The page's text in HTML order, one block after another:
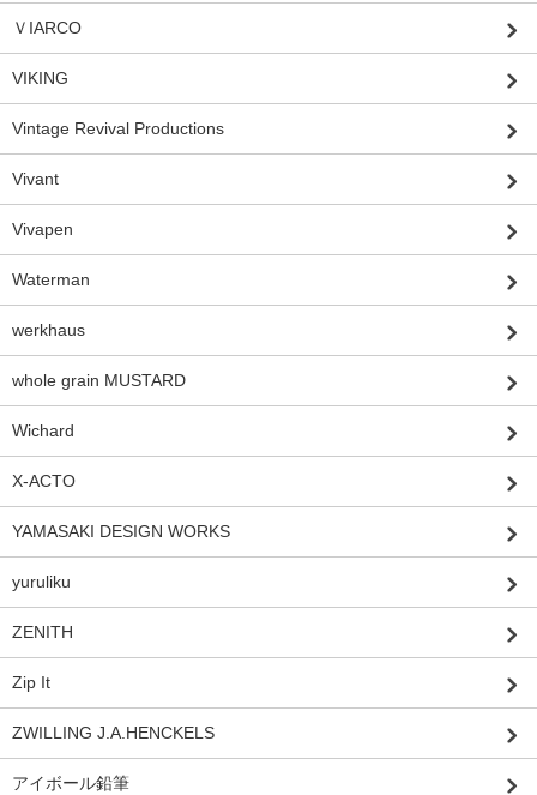
ＶIARCO
VIKING
Vintage Revival Productions
Vivant
Vivapen
Waterman
werkhaus
whole grain MUSTARD
Wichard
X-ACTO
YAMASAKI DESIGN WORKS
yuruliku
ZENITH
Zip It
ZWILLING J.A.HENCKELS
アイボール鉛筆